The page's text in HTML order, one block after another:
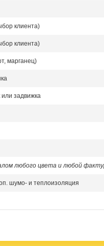
клиента)
клиента)
марганец)
задвижка
любого цвета и любой
шумо- и теплоизоляция